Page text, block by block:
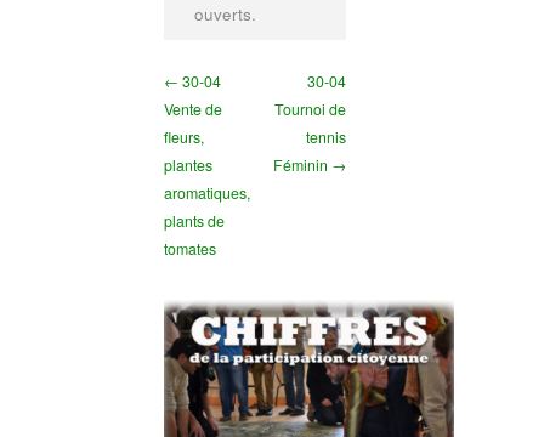
ouverts.
← 30-04
Vente de
fleurs,
plantes
aromatiques,
plants de
tomates
30-04
Tournoi de
tennis
Féminin →